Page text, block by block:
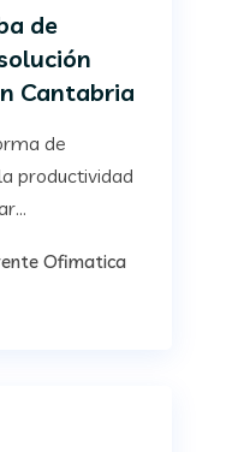
de
Cantabria
de
productividad
Ofimatica